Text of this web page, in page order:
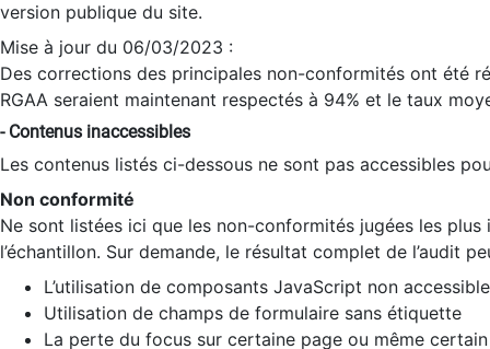
version publique du site.
Mise à jour du 06/03/2023 :
Des corrections des principales non-conformités ont été
RGAA seraient maintenant respectés à 94% et le taux
- Contenus inaccessibles
Les contenus listés ci-dessous ne sont pas accessibles
Non conformité
Ne sont listées ici que les non-conformités jugées les
l’échantillon. Sur demande, le résultat complet de l’audit
L’utilisation de composants JavaScript non
Utilisation de champs de formulaire sans étiquette
La perte du focus sur certaine page ou même